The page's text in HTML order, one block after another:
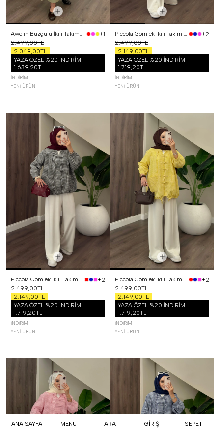
ANA SAYFA MENÜ ARA GİRİŞ SEPET
Awelin Büzgülü İkili Takım Yeşil
+1
2.499,00TL
2.049,00TL
YAZA ÖZEL %20 İNDİRİM
1.639,20TL
İNDIRIM
YENI ÜRÜN
Piccola Gömlek İkili Takım Kırmızı
+2
2.499,00TL
2.149,00TL
YAZA ÖZEL %20 İNDİRİM
1.719,20TL
İNDIRIM
YENI ÜRÜN
Piccola Gömlek İkili Takım Siyah
+2
2.499,00TL
2.149,00TL
YAZA ÖZEL %20 İNDİRİM
1.719,20TL
İNDIRIM
YENI ÜRÜN
Piccola Gömlek İkili Takım Sarı
+2
2.499,00TL
2.149,00TL
YAZA ÖZEL %20 İNDİRİM
1.719,20TL
İNDIRIM
YENI ÜRÜN